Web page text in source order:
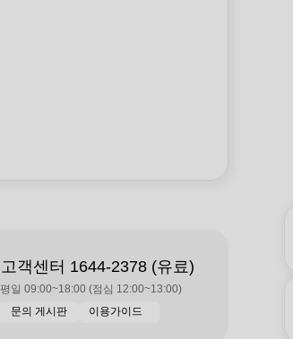
고객센터 1644-2378 (유료)
평일 09:00~18:00 (점심 12:00~13:00)
문의 게시판
이용가이드